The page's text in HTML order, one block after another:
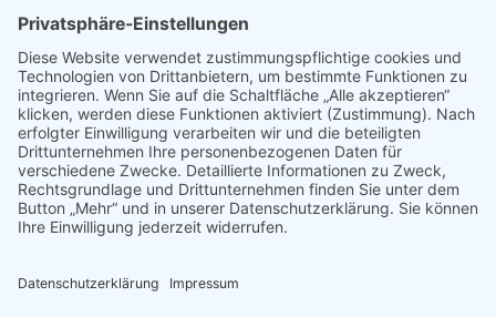
Vertrag widerrufen
Informationen
Impressum & Disclaimer
AGB und Widerrufsrecht
Verpackung und Versand